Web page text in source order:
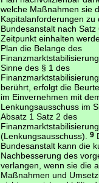
welche Maßnahmen sie
Kapitalanforderungen zu
Bundesanstalt nach
Zeitpunkt einhalten
Plan die Belange des
Sinne des § 1 des
berührt, erfolgt die
im Einvernehmen mit
Lenkungsausschuss im
Absatz 1 Satz 2 des
(Lenkungsausschuss).9
Bundesanstalt kann die
Nachbesserung des
verlangen, wenn sie die
Maßnahmen und